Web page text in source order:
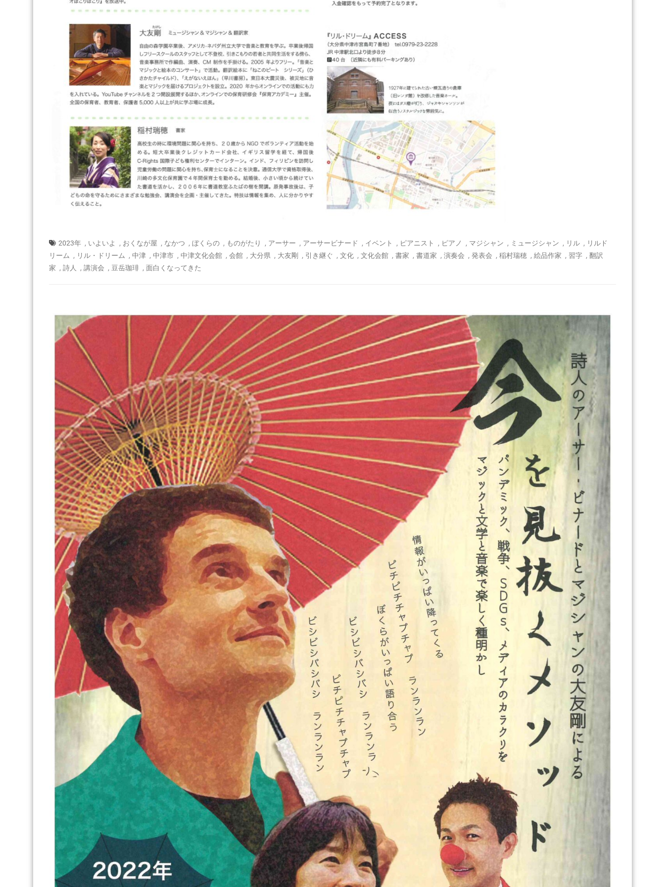
2023年 , いよいよ , おくなが屋 , なかつ , ぼくらの , ものがたり , アーサー , アーサービナード , イベント , ピアニスト , ピアノ , マジシャン , ミュージシャン , リル , リルド
リーム , リル・ドリーム , 中津 , 中津市 , 中津文化会館 , 会館 , 大分県 , 大友剛 , 引き継ぐ , 文化 , 文化会館 , 書家 , 書道家 , 演奏会 , 発表会 , 稲村瑞穂 , 絵品作家 , 習字 , 翻訳
家 , 詩人 , 講演会 , 豆岳珈琲 , 面白くなってきた